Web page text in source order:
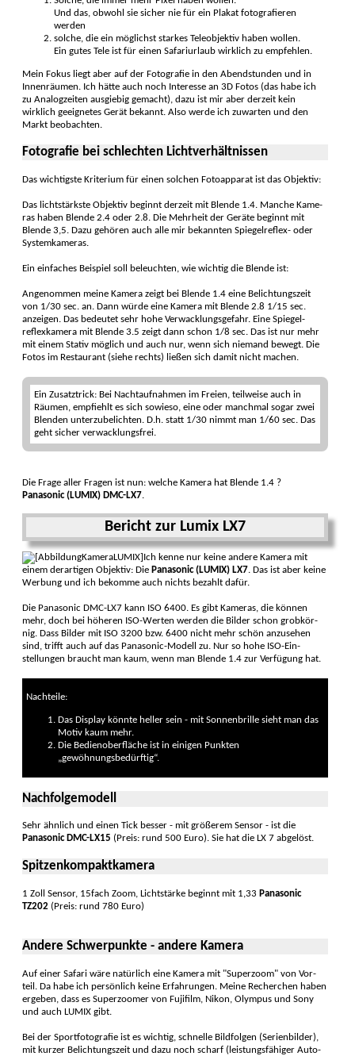
Und das, obwohl sie sicher nie für ein Plakat fotogra­fieren
werden
solche, die ein möglichst starkes Tele­objek­tiv haben wollen.
Ein gutes Tele ist für einen Sa­fari­urlaub wirklich zu emp­fehlen.
Mein Fokus liegt aber auf der Foto­grafie in den Abend­stunden und in
Innenräu­men. Ich hätte auch noch Interesse an 3D Fotos (das habe ich
zu Analog­zeiten ausgiebig gemacht), dazu ist mir aber der­zeit kein
wirklich geeig­netes Gerät bekannt. Also werde ich zuwarten und den
Markt beo­bachten.
Fotografie bei schlechten Licht­verhältnissen
Das wichtigste Kri­terium für einen solchen Foto­apparat ist das Objektiv:
Das licht­stärkste Objek­tiv beginnt derzeit mit Blende 1.4. Manche Kame­
ras haben Blende 2.4 oder 2.8. Die Mehrheit der Geräte beginnt mit
Blende 3,5. Dazu gehören auch alle mir bekann­ten Spiegel­reflex- oder
System­kameras.
Ein einfaches Beispiel soll beleuchten, wie wichtig die Blende ist:
Angenommen meine Kamera zeigt bei Blende 1.4 eine Belichtungs­zeit
von 1/30 sec. an. Dann würde eine Kamera mit Blende 2.8 1/15 sec.
anzeigen. Das be­deutet sehr hohe Ver­wacklungs­gefahr. Eine Spiegel­
reflex­kamera mit Blende 3.5 zeigt dann schon 1/8 sec. Das ist nur mehr
mit einem Sta­tiv möglich und auch nur, wenn sich niemand bewegt. Die
Fotos im Restau­rant (siehe rechts) ließen sich damit nicht machen.
Ein Zusatztrick: Bei Nacht­aufnahmen im Freien, teil­weise auch in
Räumen, empfiehlt es sich sowieso, eine oder manch­mal sogar zwei
Blenden unter­zu­belichten. D.h. statt 1/30 nimmt man 1/60 sec. Das
geht sicher ver­wacklungs­frei.
Die Frage aller Fragen ist nun: welche Kamera hat Blende 1.4 ?
Panasonic (LUMIX) DMC-LX7.
Bericht zur Lumix LX7
Ich kenne nur keine an­dere Kamera mit
einem der­artigen Objek­tiv: Die Panasonic (LUMIX) LX7. Das ist aber keine
Werbung und ich bekomme auch nichts bezahlt dafür.
Die Panasonic DMC-LX7 kann ISO 6400. Es gibt Kameras, die können
mehr, doch bei höheren ISO-Werten wer­den die Bilder schon grobkör­
nig. Dass Bilder mit ISO 3200 bzw. 6400 nicht mehr schön anzu­sehen
sind, trifft auch auf das Pana­sonic-Modell zu. Nur so hohe ISO-Ein­
stellun­gen braucht man kaum, wenn man Blende 1.4 zur Verfü­gung hat.
Nachteile:
Das Display könnte heller sein - mit Sonnenbrille sieht man das
Motiv kaum mehr.
Die Bedienoberfläche ist in einigen Punkten
„gewöhnungsbedürftig“.
Nachfolgemodell
Sehr ähnlich und einen Tick besser - mit größerem Sensor - ist die
Panasonic DMC-LX15 (Preis: rund 500 Euro). Sie hat die LX 7 abgelöst.
Spitzenkompaktkamera
1 Zoll Sensor, 15fach Zoom, Licht­stärke beginnt mit 1,33 Panasonic
TZ202 (Preis: rund 780 Euro)
Andere Schwerpunkte - andere Kamera
Auf einer Safari wäre natür­lich eine Kame­ra mit "Superzoom" von Vor­
teil. Da habe ich persön­lich keine Erfah­rungen. Meine Recherchen haben
ergeben, dass es Super­zoomer von Fujifilm, Nikon, Olympus und Sony
und auch LUMIX gibt.
Bei der Sportfotografie ist es wichtig, schnelle Bild­folgen (Serien­bilder),
mit kurzer Belichtungs­zeit und dazu noch scharf (leistungsfä­higer Auto­